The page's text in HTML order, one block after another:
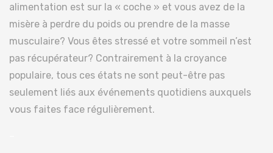
alimentation est sur la « coche » et vous avez de la
misère à perdre du poids ou prendre de la masse
musculaire? Vous êtes stressé et votre sommeil n’est
pas récupérateur? Contrairement à la croyance
populaire, tous ces états ne sont peut-être pas
seulement liés aux événements quotidiens auxquels
vous faites face régulièrement.